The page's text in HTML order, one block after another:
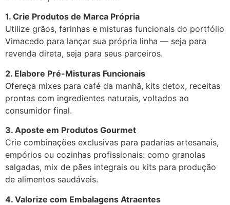
1. Crie Produtos de Marca Própria
Utilize grãos, farinhas e misturas funcionais do portfólio
Vimacedo para lançar sua própria linha — seja para
revenda direta, seja para seus parceiros.
2. Elabore Pré-Misturas Funcionais
Ofereça mixes para café da manhã, kits detox, receitas
prontas com ingredientes naturais, voltados ao
consumidor final.
3. Aposte em Produtos Gourmet
Crie combinações exclusivas para padarias artesanais,
empórios ou cozinhas profissionais: como granolas
salgadas, mix de pães integrais ou kits para produção
de alimentos saudáveis.
4. Valorize com Embalagens Atraentes